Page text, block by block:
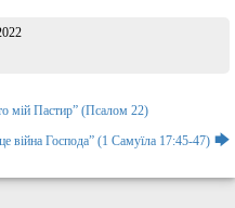
мій Пастир” (Псалом 22)
війна Господа” (1 Самуїла 17:45-47) 🡆